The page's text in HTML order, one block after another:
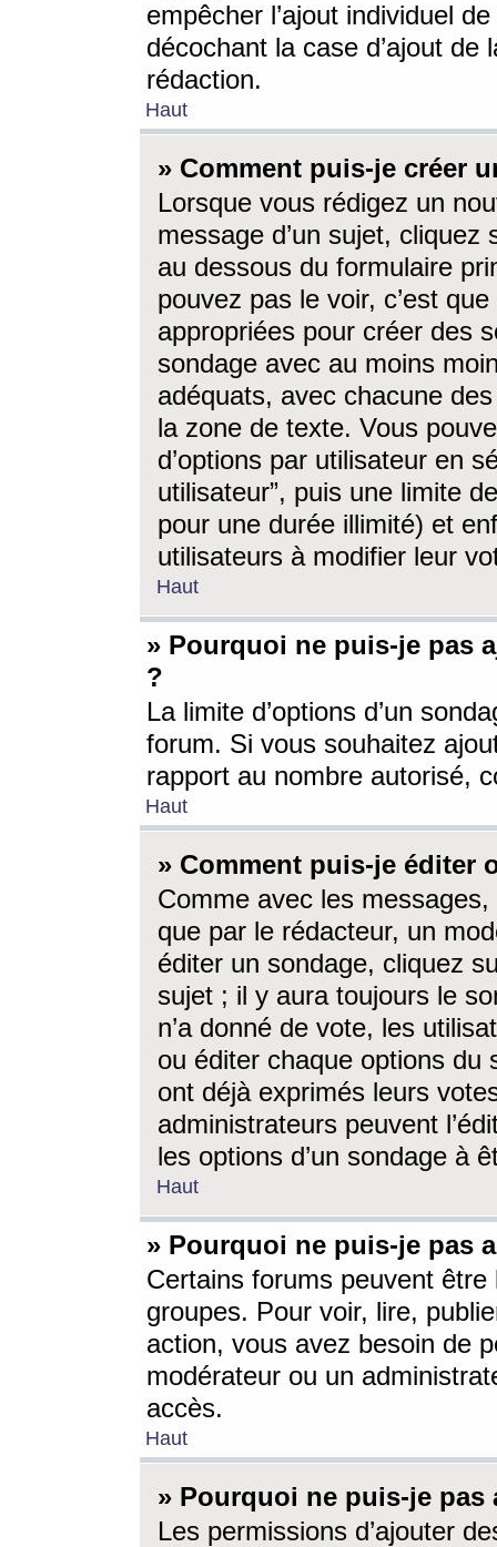
empêcher l’ajout individuel
décochant la case d’ajout
rédaction.
Haut
» Comment puis-je créer
Lorsque vous rédigez un
message d’un sujet, cliquez
au dessous du formulaire
pouvez pas le voir, c’est
appropriées pour créer des
sondage avec au moins
adéquats, avec chacune
la zone de texte. Vous
d’options par utilisateur en
utilisateur”, puis une limite
pour une durée illimité) et
utilisateurs à modifier leur
Haut
» Pourquoi ne puis-je pas
?
La limite d’options d’un
forum. Si vous souhaitez
rapport au nombre autorisé,
Haut
» Comment puis-je éditer
Comme avec les
que par le rédacteur, un
éditer un sondage, cliquez
sujet ; il y aura toujours le
n’a donné de vote, les
ou éditer chaque options du
ont déjà exprimés leurs
administrateurs peuvent
les options d’un sondage à
Haut
» Pourquoi ne puis-je pas
Certains forums peuvent être
groupes. Pour voir, lire,
action, vous avez besoin de
modérateur ou un
accès.
Haut
» Pourquoi ne puis-je
Les permissions d’ajouter